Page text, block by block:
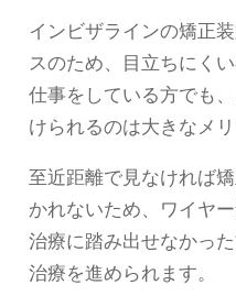
インビザラインの矯正
スのため、目立ちにく
仕事をしている方でも
けられるのは大きなメリ
至近距離で見なければ
かれないため、ワイヤ
治療に踏み出せなかっ
治療を進められます。